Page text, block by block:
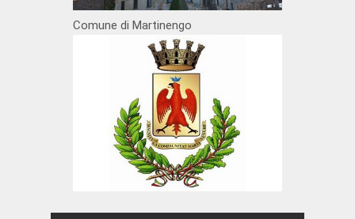
Comune di Martinengo